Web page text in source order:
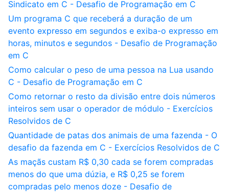
Sindicato em C - Desafio de Programação em C
Um programa C que receberá a duração de um
evento expresso em segundos e exiba-o expresso em
horas, minutos e segundos - Desafio de Programação
em C
Como calcular o peso de uma pessoa na Lua usando
C - Desafio de Programação em C
Como retornar o resto da divisão entre dois números
inteiros sem usar o operador de módulo - Exercícios
Resolvidos de C
Quantidade de patas dos animais de uma fazenda - O
desafio da fazenda em C - Exercícios Resolvidos de C
As maçãs custam R$ 0,30 cada se forem compradas
menos do que uma dúzia, e R$ 0,25 se forem
compradas pelo menos doze - Desafio de